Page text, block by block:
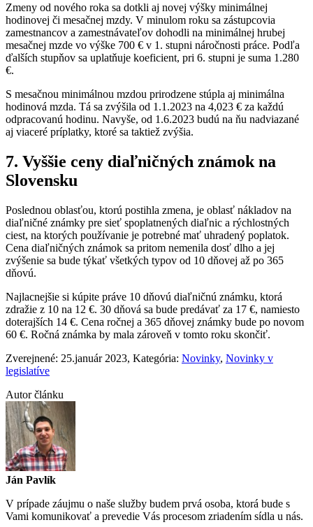
Zmeny od nového roka sa dotkli aj novej výšky minimálnej
hodinovej či mesačnej mzdy. V minulom roku sa zástupcovia
zamestnancov a zamestnávateľov dohodli na minimálnej hrubej
mesačnej mzde vo výške 700 € v 1. stupni náročnosti práce. Podľa
ďalších stupňov sa uplatňuje koeficient, pri 6. stupni je suma 1.280
€.
S mesačnou minimálnou mzdou prirodzene stúpla aj minimálna
hodinová mzda. Tá sa zvýšila od 1.1.2023 na 4,023 € za každú
odpracovanú hodinu. Navyše, od 1.6.2023 budú na ňu nadviazané
aj viaceré príplatky, ktoré sa taktiež zvýšia.
7. Vyššie ceny diaľničných známok na
Slovensku
Poslednou oblasťou, ktorú postihla zmena, je oblasť nákladov na
diaľničné známky pre sieť spoplatnených diaľnic a rýchlostných
ciest, na ktorých používanie je potrebné mať uhradený poplatok.
Cena diaľničných známok sa pritom nemenila dosť dlho a jej
zvýšenie sa bude týkať všetkých typov od 10 dňovej až po 365
dňovú.
Najlacnejšie si kúpite práve 10 dňovú diaľničnú známku, ktorá
zdražie z 10 na 12 €. 30 dňová sa bude predávať za 17 €, namiesto
doterajších 14 €. Cena ročnej a 365 dňovej známky bude po novom
60 €. Ročná známka by mala zároveň v tomto roku skončiť.
Zverejnené: 25.január 2023, Kategória: Novinky, Novinky v
legislatíve
Autor článku
Ján Pavlík
V prípade záujmu o naše služby budem prvá osoba, ktorá bude s
Vami komunikovať a prevedie Vás procesom zriadením sídla u nás.